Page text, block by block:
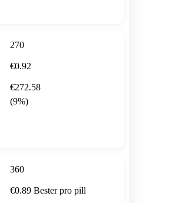
270
€0.92
€272.58
(9%)
360
€0.89 Bester pro pill